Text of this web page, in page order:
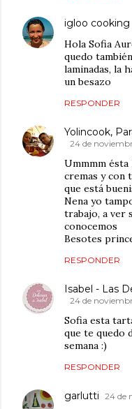
igloo cooking
Hola Sofia
quedo
laminadas, la
un besazo
RESPONDER
Yolincook,
24 de
Ummmm
cremas y con
que está
Nena yo
trabajo, a ver
conocemos
Besotes
RESPONDER
Isabel - Las
24 de
Sofia esta
que te quedo
semana :)
RESPONDER
garlutti 24 de